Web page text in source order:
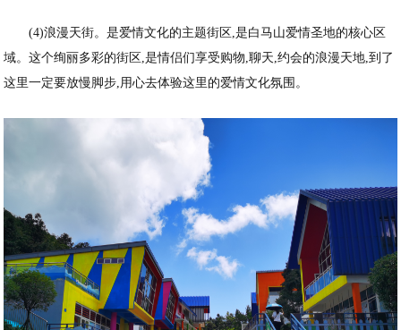
(4)浪漫天街。是爱情文化的主题街区,是白马山爱情圣地的核心区
域。这个绚丽多彩的街区,是情侣们享受购物,聊天,约会的浪漫天地,到了
这里一定要放慢脚步,用心去体验这里的爱情文化氛围。